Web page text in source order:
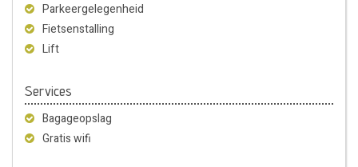
Parkeergelegenheid
Fietsenstalling
Lift
Services
Bagageopslag
Gratis wifi